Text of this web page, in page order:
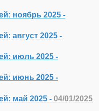
ноябрь 2025 -
август 2025 -
июль 2025 -
июнь 2025 -
май 2025 - 04/01/2025